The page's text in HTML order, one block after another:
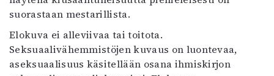
suorastaan mestarillista.
Elokuva ei alleviivaa tai toitota.
Seksuaalivähemmistöjen kuvaus on luontevaa,
aseksuaalisuus käsitellään osana ihmiskirjon